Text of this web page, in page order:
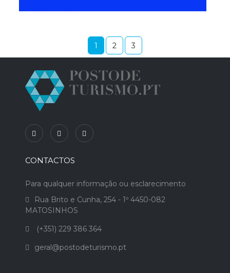
1 2 3
CONTACTOS
Para qualquer informação ou esclarecimento
Rua Brito e Cunha, 254 - 1º 4450-082
MATOSINHOS
(+351) 229 386 364
geral@postodeturismo.pt